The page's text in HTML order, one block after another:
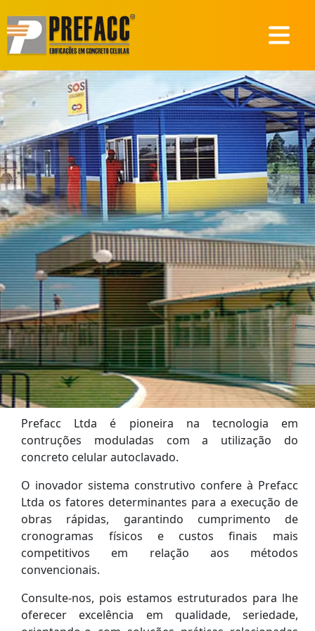
Prefacc Ltda é pioneira na tecnologia em
contruções moduladas com a utilização do
concreto celular autoclavado.
O inovador sistema construtivo confere à Prefacc
Ltda os fatores determinantes para a execução de
obras rápidas, garantindo cumprimento de
cronogramas físicos e custos finais mais
competitivos em relação aos métodos
convencionais.
Consulte-nos, pois estamos estruturados para lhe
oferecer excelência em qualidade, seriedade,